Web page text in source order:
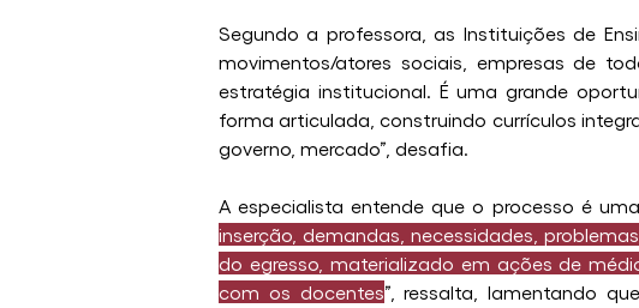
Segundo a professora, as Instituições de
movimentos/atores sociais, empresas de
estratégia institucional. É uma grande
forma articulada, construindo currículos
governo, mercado”, desafia.
A especialista entende que o processo é
inserção, demandas, necessidades,
do egresso, materializado em ações de
com os docentes”, ressalta, lamentando